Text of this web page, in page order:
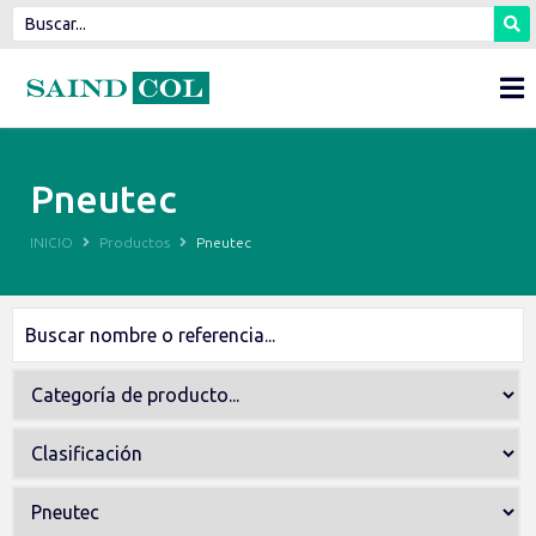
Pneutec
INICIO Productos Pneutec